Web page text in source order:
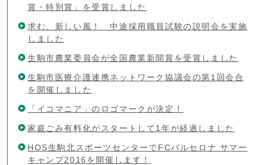
賞・特別賞」を受賞しました
求む、新しい風！ 中途採用職員試験の説明会を実施
しました
生駒市農業委員会が全国農業新聞賞を受賞しました
生駒市医療介護連携ネットワーク協議会の第1回会合
を開催しました
「イコマニア」のロゴマークが決定！
家庭ごみ有料化がスタートして1年が経過しました
HOS生駒北スポーツセンターでFCバルセロナ サマー
キャンプ2016を開催します！